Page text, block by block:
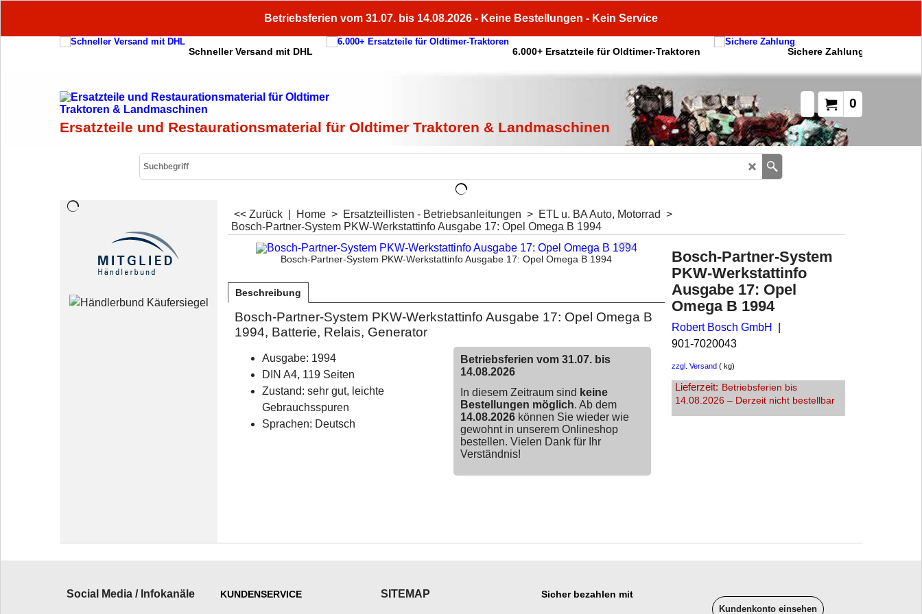
Betriebsferien vom 31.07. bis 14.08.2026 - Keine Bestellungen - Kein Service
Schneller Versand mit DHL 6.000+ Ersatzteile für Oldtimer-Traktoren Sichere Zahlung
0
Ersatzteile und Restaurationsmaterial für Oldtimer Traktoren & Landmaschinen
<< Zurück Home > Ersatzteillisten - Betriebsanleitungen > ETL u. BA Auto, Motorrad >
Bosch-Partner-System PKW-Werkstattinfo Ausgabe 17: Opel Omega B 1994
Bosch-Partner-System PKW-Werkstattinfo Ausgabe 17: Opel Omega B 1994
Bosch-Partner-System
PKW-Werkstattinfo
Ausgabe 17: Opel
Omega B 1994
Robert Bosch GmbH
901-7020043
zzgl. Versand kg
Lieferzeit: Betriebsferien bis
14.08.2026 – Derzeit nicht bestellbar
Beschreibung
Bosch-Partner-System PKW-Werkstattinfo Ausgabe 17: Opel Omega B
1994, Batterie, Relais, Generator
Betriebsferien vom 31.07. bis
14.08.2026
In diesem Zeitraum sind keine
Bestellungen möglich. Ab dem
14.08.2026können Sie wieder wie
gewohnt in unserem Onlineshop
bestellen. Vielen Dank für Ihr
Verständnis!
Ausgabe: 1994
DIN A4, 119 Seiten
Zustand: sehr gut, leichte
Gebrauchsspuren
Sprachen: Deutsch
Social Media / Infokanäle
KUNDENSERVICE
SITEMAP
Sicher bezahlen mit
Kundenkonto einsehen